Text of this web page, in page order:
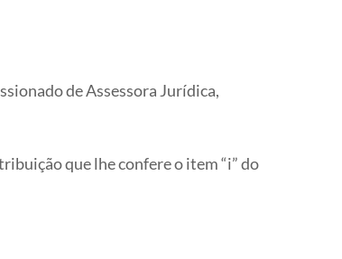
de Assessora Jurídica,
que lhe confere o item “i” do